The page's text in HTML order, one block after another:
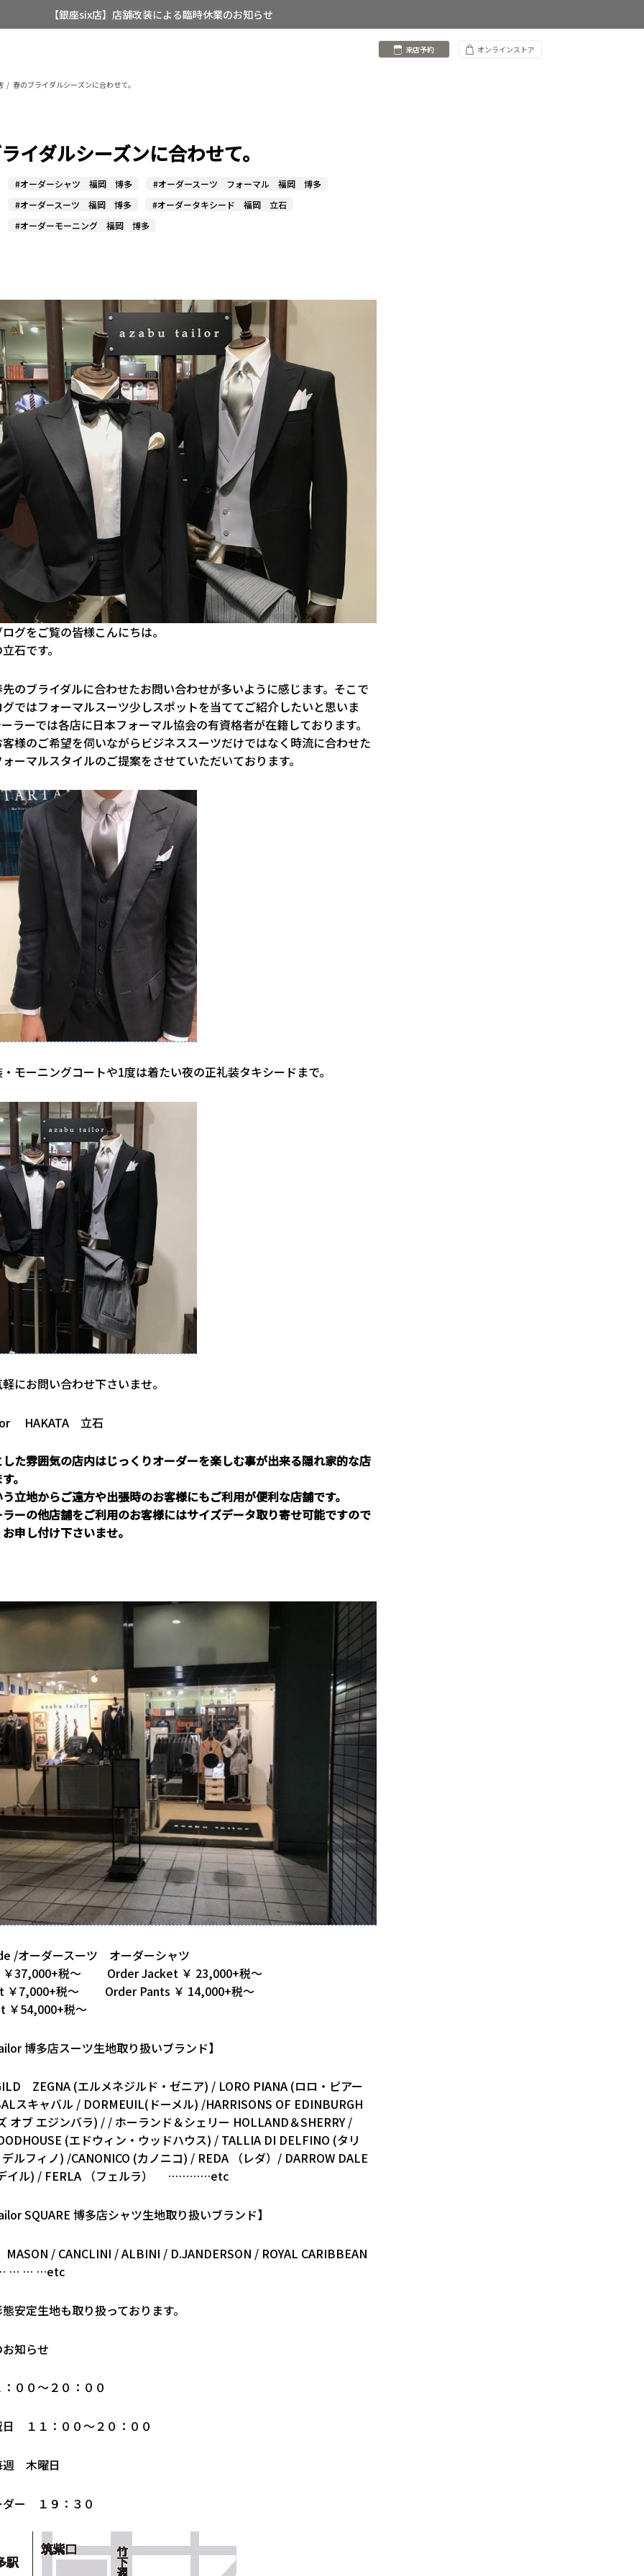
【店舗限定】レディースオーダースーツ
来店予約 オンラインストア
春のブライダルシーズンに合わせて。
イダルシーズンに合わせて。
#オーダーシャツ 福岡 博多
#オーダースーツ フォーマル 福岡 博多
#オーダースーツ 福岡 博多
#オーダータキシード 福岡 立石
#オーダーモーニング 福岡 博多
グをご覧の皆様こんにちは。
石です。
のブライダルに合わせたお問い合わせが多いように感じます。そこで
ではフォーマルスーツ少しスポットを当ててご紹介したいと思いま
ラーでは各店に日本フォーマル協会の有資格者が在籍しております。
様のご希望を伺いながらビジネススーツだけではなく時流に合わせた
ーマルスタイルのご提案をさせていただいております。
モーニングコートや1度は着たい夜の正礼装タキシードまで。
にお問い合わせ下さいませ。
HAKATA 立石
た雰囲気の店内はじっくりオーダーを楽しむ事が出来る隠れ家的な店
。
立地からご遠方や出張時のお客様にもご利用が便利な店舗です。
ーの他店舗をご利用のお客様にはサイズデータ取り寄せ可能ですので
申し付け下さいませ。
/オーダースーツ オーダーシャツ
￥37,000+税～ Order Jacket ￥ 23,000+税～
￥7,000+税～ Order Pants ￥ 14,000+税～
￥54,000+税～
博多店スーツ生地取り扱いブランド】
ZEGNA (エルメネジルド・ゼニア) / LORO PIANA (ロロ・ピアー
スキャバル / DORMEUIL(ドーメル) /HARRISONS OF EDINBURGH
オブ エジンバラ) / / ホーランド＆シェリー HOLLAND＆SHERRY /
(エドウィン・ウッドハウス) / TALLIA DI DELFINO (タリ
ルフィノ) /CANONICO (カノニコ) / REDA （レダ）/ DARROW DALE
イル) / FERLA （フェルラ） …………etc
SQUARE 博多店シャツ生地取り扱いブランド】
/ CANCLINI / ALBINI / D.JANDERSON / ROYAL CARIBBEAN
… … … …etc
安定生地も取り扱っております。
知らせ
００〜２０：００
日 １１：００〜２０：００
木曜日
ダー １９：３０